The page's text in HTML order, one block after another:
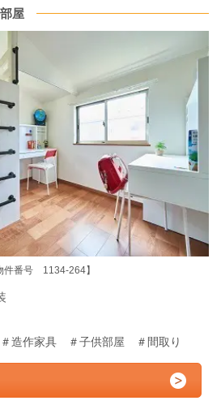
屋
件番号 1134-264】
＃造作家具 ＃子供部屋 ＃間取り